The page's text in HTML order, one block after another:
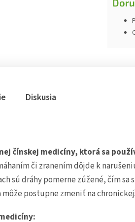
Diskusia
čínskej medicíny, ktorá sa
či zranením dôjde k
sú dráhy pomerne zúžené, čím
môže postupne zmeniť na